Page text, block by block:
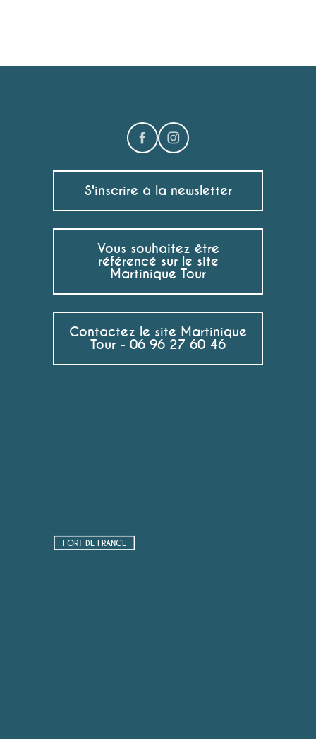
S'inscrire à la newsletter
Vous souhaitez être
référencé sur le site
Martinique Tour
Contactez le site Martinique
Tour - 06 96 27 60 46
FORT DE FRANCE